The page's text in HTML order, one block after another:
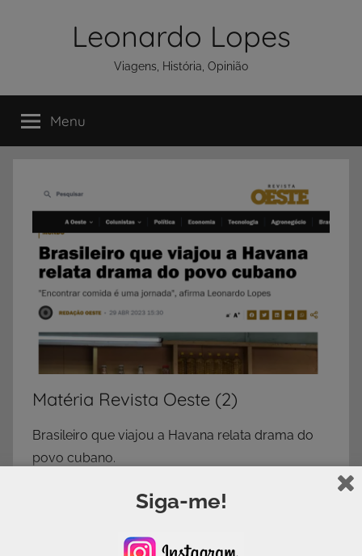
Leonardo Lopes
Viagens, História, Opinião
Menu
Matéria Revista Oeste (2)
Brasileiro que viajou a Havana relata drama do
povo cubano.
Leia a matéria completa aqui:
Siga-me!